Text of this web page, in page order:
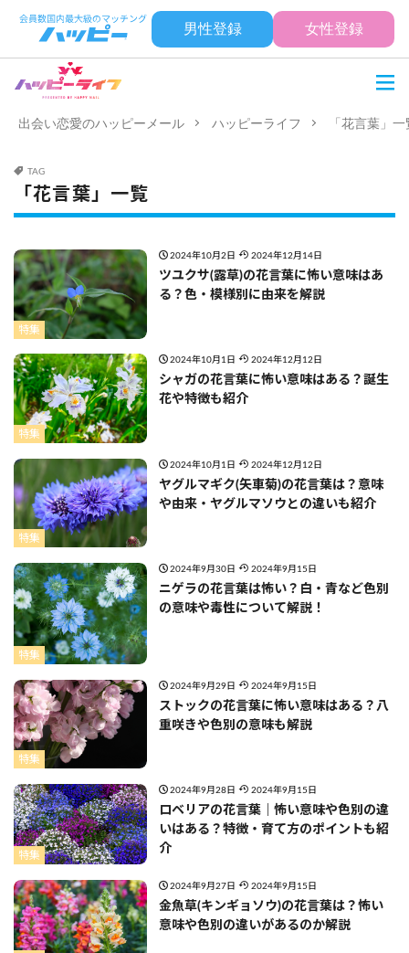
男性登録 女性登録
出会い恋愛のハッピーメール ハッピーライフ 「花言葉」一
TAG
「花言葉」一覧
特集
2024年10月2日 2024年12月14日
ツユクサ(露草)の花言葉に怖い意味はあ
る？色・模様別に由来を解説
特集
2024年10月1日 2024年12月12日
シャガの花言葉に怖い意味はある？誕生
花や特徴も紹介
特集
2024年10月1日 2024年12月12日
ヤグルマギク(矢車菊)の花言葉は？意味
や由来・ヤグルマソウとの違いも紹介
特集
2024年9月30日 2024年9月15日
ニゲラの花言葉は怖い？白・青など色別
の意味や毒性について解説！
特集
2024年9月29日 2024年9月15日
ストックの花言葉に怖い意味はある？八
重咲きや色別の意味も解説
特集
2024年9月28日 2024年9月15日
ロベリアの花言葉｜怖い意味や色別の違
いはある？特徴・育て方のポイントも紹
介
2024年9月27日 2024年9月15日
金魚草(キンギョソウ)の花言葉は？怖い
意味や色別の違いがあるのか解説